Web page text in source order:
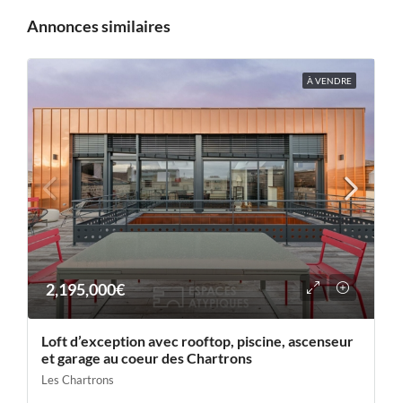
Annonces similaires
À VENDRE
2,195,000€
Loft d’exception avec rooftop, piscine, ascenseur
et garage au coeur des Chartrons
Les Chartrons